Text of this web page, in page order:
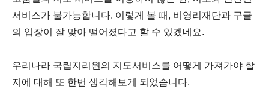
서비스가 불가능합니다. 이렇게 볼 때, 비영리재단과 구글
의 입장이 잘 맞아 떨어졌다고 할 수 있겠네요.
우리나라 국립지리원의 지도서비스를 어떻게 가져가야 할
지에 대해 또 한번 생각해보게 되었습니다.